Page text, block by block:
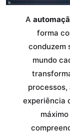
A
forma
conduzem
mundo
experiência